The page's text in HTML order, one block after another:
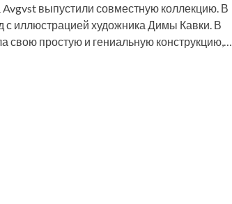
выпустили совместную коллекцию. В
с иллюстрацией художника Димы Кавки. В
свою простую и гениальную конструкцию,…